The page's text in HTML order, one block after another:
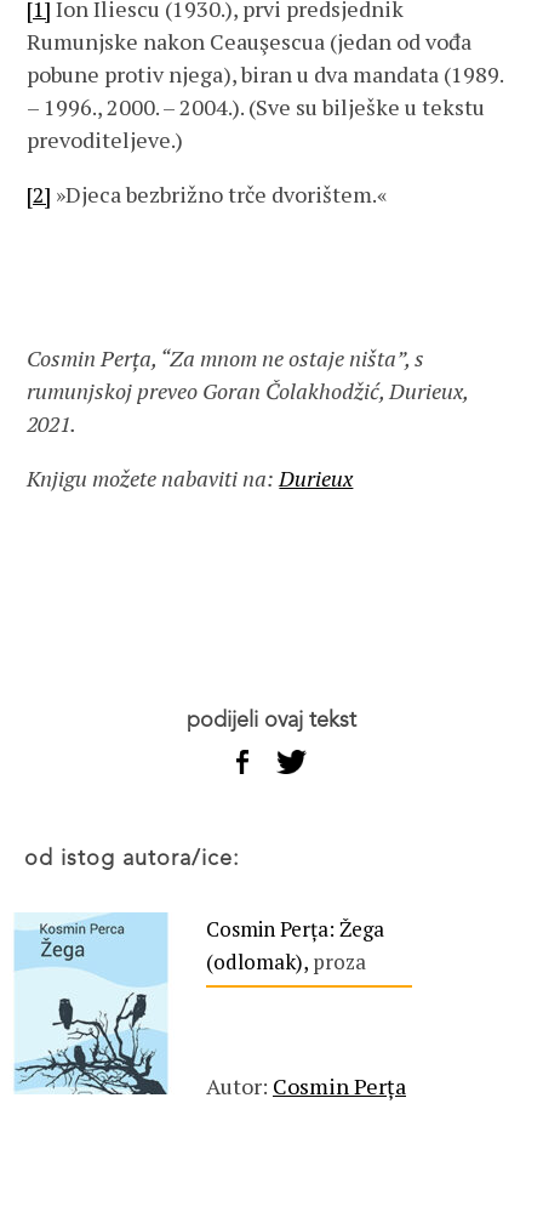
[1] Ion Iliescu (1930.), prvi predsjednik
Rumunjske nakon Ceauşescua (jedan od vođa
pobune protiv njega), biran u dva mandata (1989.
– 1996., 2000. – 2004.). (Sve su bilješke u tekstu
prevoditeljeve.)
[2] »Djeca bezbrižno trče dvorištem.«
Cosmin Perța, “Za mnom ne ostaje ništa”, s
rumunjskoj preveo Goran Čolakhodžić, Durieux,
2021.
Knjigu možete nabaviti na:Durieux
podijeli ovaj tekst
od istog autora/ice:
Cosmin Perța: Žega
(odlomak), proza
Autor: Cosmin Perța